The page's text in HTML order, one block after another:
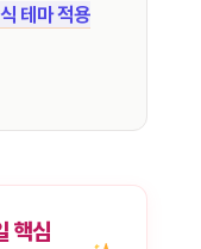
테마 적용
핵심